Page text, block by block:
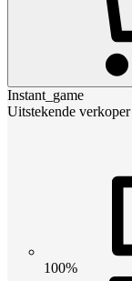
Instant_game
Uitstekende verkoper
100%